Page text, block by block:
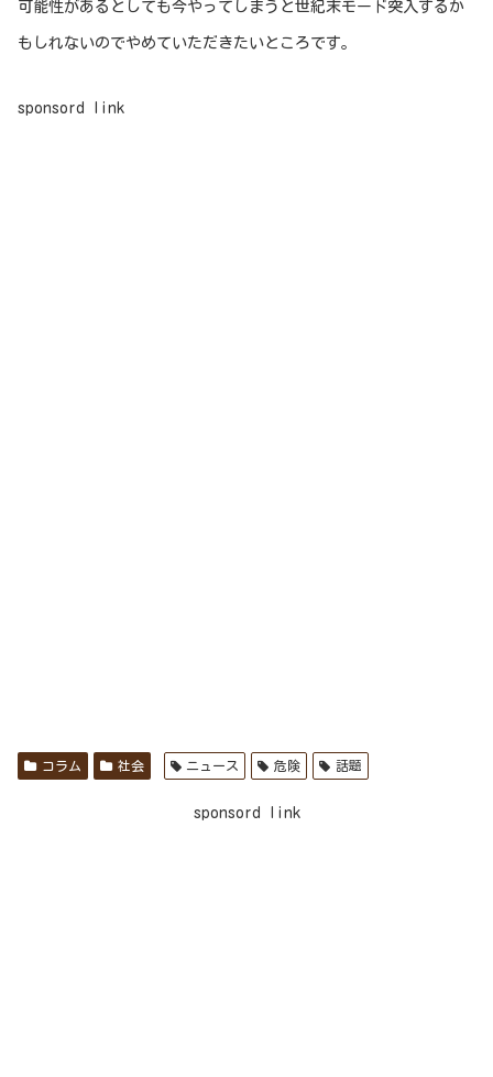
可能性があるとしても今やってしまうと世紀末モード突入するか
もしれないのでやめていただきたいところです。
sponsord link
コラム 社会 ニュース 危険 話題
sponsord link